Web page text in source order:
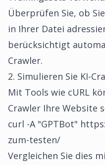
Überprüfen Sie, ob
in Ihrer Datei
berücksichtigt
Crawler.
2. Simulieren Sie KI-
Mit Tools wie cURL
Crawler Ihre Website
curl -A "GPTBot"
zum-testen/
Vergleichen Sie dies